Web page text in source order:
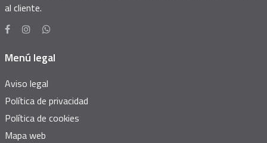
al cliente.
Menú legal
Aviso legal
Política de privacidad
Política de cookies
Mapa web